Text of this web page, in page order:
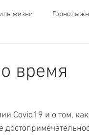
жизни
время
Covid19 и о том,